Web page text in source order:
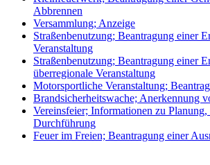
Abbrennen
Versammlung; Anzeige
Straßenbenutzung; Beantragung einer
Veranstaltung
Straßenbenutzung; Beantragung einer
überregionale Veranstaltung
Motorsportliche Veranstaltung;
Brandsicherheitswache; Anerkennung
Vereinsfeier; Informationen zu
Durchführung
Feuer im Freien; Beantragung einer